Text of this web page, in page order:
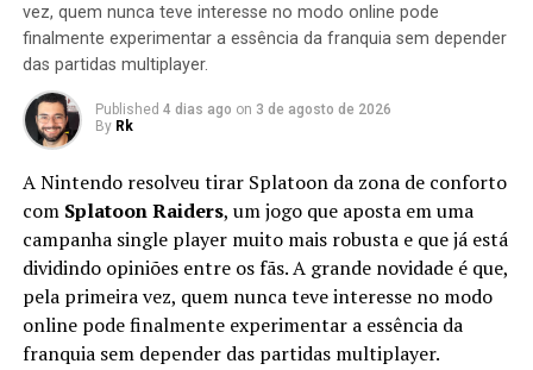
Metal Sonic é um robô criado por Dr. Eggman que possui
as mesmas habilidades de Sonic. Ele aparece pela
primeira vez em Sonic the Hedgehog CD com a missão
de ir ao passado
Nack the Weasel,Sega (1994). Manual de instrução de
Sonic the Hedgehog: Triple Trouble’conhecido como
Fang the Sniper no Japão, Sega (1994).
RELATED TOPICS: CANAL RKPLAY
HISTORIA SONIC
INIMIGOS DO SONIC
METAL SONIC
RIVAIS DO SONIC
RK PLAY
RK PLAY INIMIGOS DO SONIC
RKPLAY
ROBERTO SHADOW
SONIC
vez, quem nunca teve interesse no modo online pode
finalmente experimentar a essência da franquia sem depender
das partidas multiplayer.
Published 4 dias ago on 3 de agosto de 2026
By Rk
A Nintendo resolveu tirar Splatoon da zona de conforto
com Splatoon Raiders, um jogo que aposta em uma
campanha single player muito mais robusta e que já está
dividindo opiniões entre os fãs. A grande novidade é que,
pela primeira vez, quem nunca teve interesse no modo
online pode finalmente experimentar a essência da
franquia sem depender das partidas multiplayer.